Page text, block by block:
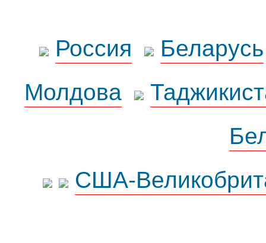
Россия
Беларусь
Молдова
США-